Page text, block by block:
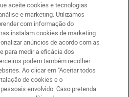
aceite cookies e tecnologias
e marketing. Utilizamos
com informação do
instalam cookies de marketing
anúncios de acordo com as
para medir a eficácia dos
podem também recolher
Ao clicar em "Aceitar todos
de cookies e o
envolvido. Caso pretenda